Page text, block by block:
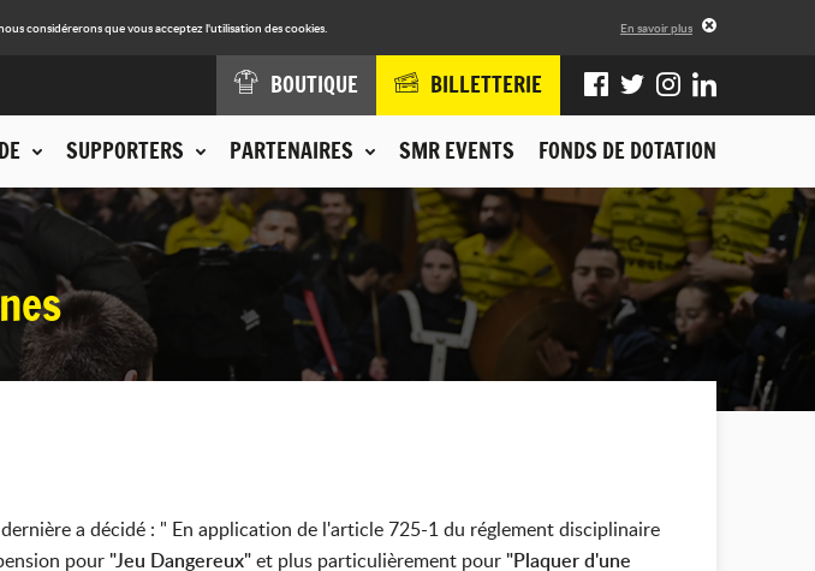
considérerons que vous acceptez l'utilisation des cookies. En savoir plus
SUPPORTERS PARTENAIRES SMR EVENTS FONDS DE DOTATION
BOUTIQUE BILLETTERIE
a décidé : " En application de l'article 725-1 du réglement disciplinaire
pour "Jeu Dangereux"et plus particulièrement pour "Plaquer d'une